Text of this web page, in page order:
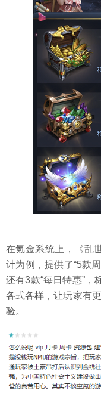
在氪金系统上，《乱
计为例，提供了“5款
还有3款“每日特惠”，
各式各样，让玩家有
验。